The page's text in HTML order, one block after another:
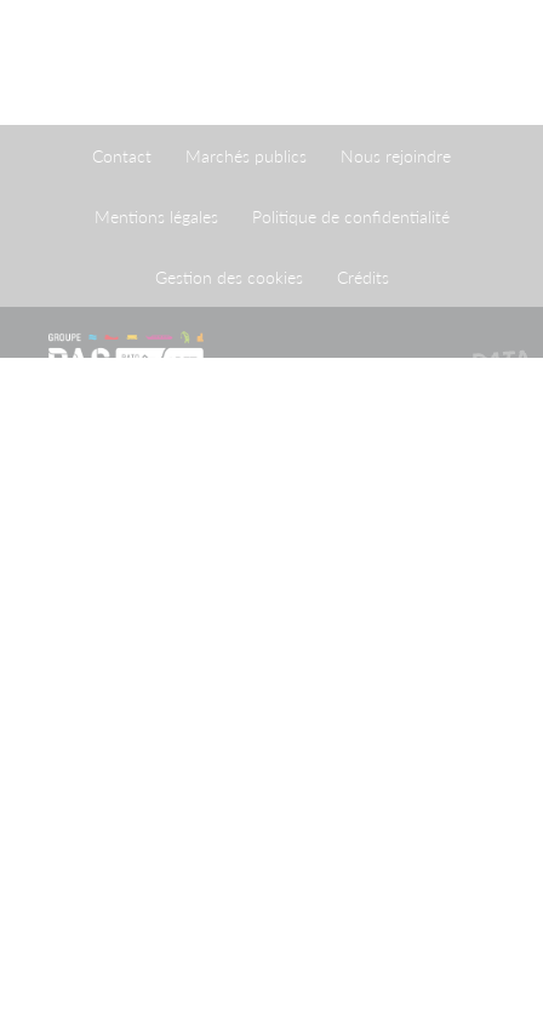
Contact Marchés publics Nous rejoindre
Mentions légales Politique de confidentialité
Gestion des cookies Crédits